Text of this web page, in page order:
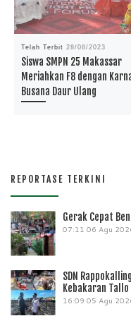
Telah Terbit28/08/2023
Siswa SMPN 25 Makassar
Meriahkan F8 dengan
Busana Daur Ulang
REPORTASE TERKINI
Gerak Cepat
07:11 06 Agu
SDN
Kebakaran
16:09 05 Agu